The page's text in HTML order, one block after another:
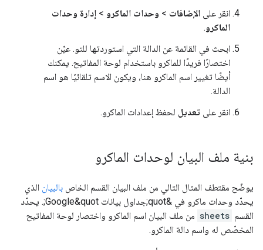
انقر على الإضافات > وحدات الماكرو > إدارة وحدات
الماكرو.
ابحث في القائمة عن الدالة التي استوردتها للتو. عيِّن
اختصارًا فريدًا للماكرو باستخدام لوحة المفاتيح. يمكنك
أيضًا تغيير اسم الماكرو هنا، ويكون الاسم تلقائيًا هو اسم
الدالة.
انقر على تعديل لحفظ إعدادات الماكرو.
بنية ملف البيان لوحدات الماكرو
يوضّح مقتطف المثال التالي من ملف البيان القسم الخاص بالبيان الذي
يحدّد وحدات ماكرو في &quot;جداول بيانات Google&quot;. يحدّد
القسم sheets من ملف البيان اسم الماكرو واختصار لوحة المفاتيح
المخصّص له واسم دالة الماكرو.